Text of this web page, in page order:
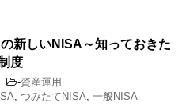
新しいNISA～知っておきた
度
-資産運用
つみたてNISA 一般NISA